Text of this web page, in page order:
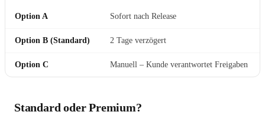
Option A Sofort nach Release
Option B (Standard) 2 Tage verzögert
Option C Manuell – Kunde verantwortet Freigaben
Standard oder Premium?